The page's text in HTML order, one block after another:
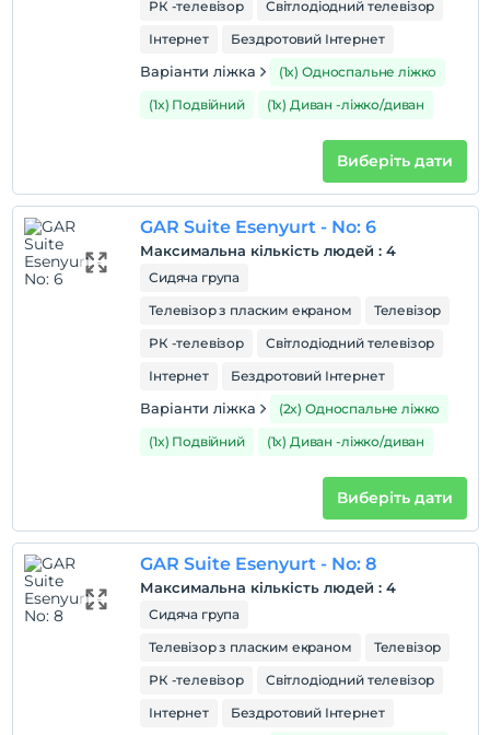
РК -телевізор
Світлодіодний телевізор
Інтернет
Бездротовий Інтернет
Варіанти ліжка
(1x) Односпальне ліжко
(1x) Подвійний
(1x) Диван -ліжко/диван
Виберіть дати
GAR Suite Esenyurt - No: 6
Максимальна кількість людей : 4
Сидяча група
Телевізор з пласким екраном
Телевізор
РК -телевізор
Світлодіодний телевізор
Інтернет
Бездротовий Інтернет
Варіанти ліжка
(2x) Односпальне ліжко
(1x) Подвійний
(1x) Диван -ліжко/диван
Виберіть дати
GAR Suite Esenyurt - No: 8
Максимальна кількість людей : 4
Сидяча група
Телевізор з пласким екраном
Телевізор
РК -телевізор
Світлодіодний телевізор
Інтернет
Бездротовий Інтернет